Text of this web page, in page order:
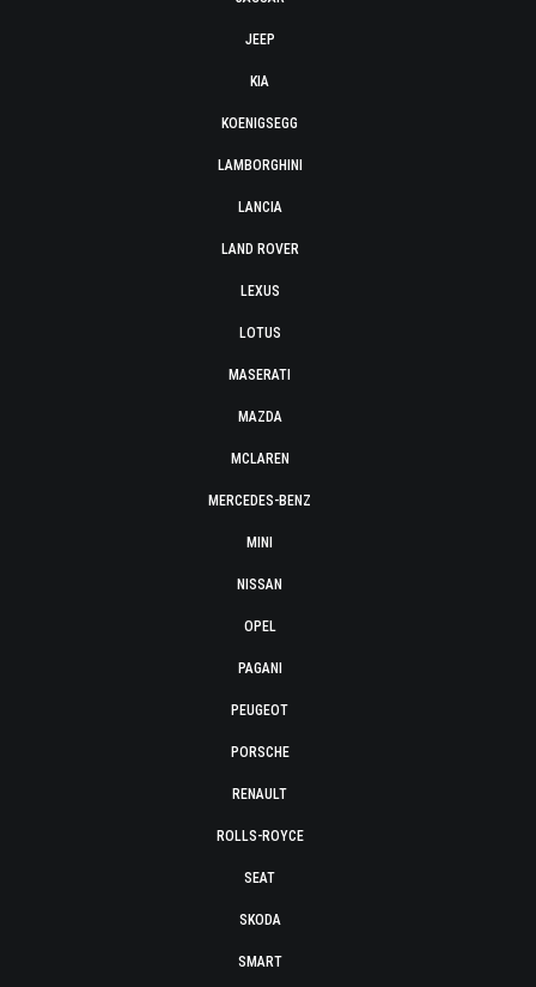
JEEP
KIA
KOENIGSEGG
LAMBORGHINI
LANCIA
LAND ROVER
LEXUS
LOTUS
MASERATI
MAZDA
MCLAREN
MERCEDES-BENZ
MINI
NISSAN
OPEL
PAGANI
PEUGEOT
PORSCHE
RENAULT
ROLLS-ROYCE
SEAT
SKODA
SMART